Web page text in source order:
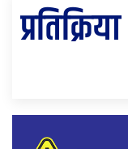
प्रतिक्रिया